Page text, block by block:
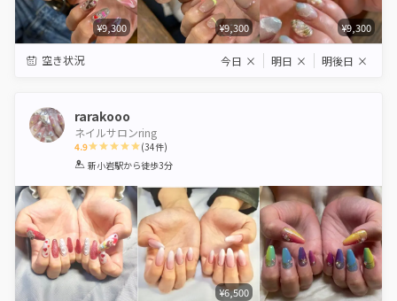
¥9,300 ¥9,300 ¥9,300
空き状況 今日 × 明日 × 明後日 ×
rarakooo
ネイルサロンring
4.9
1 2 3 4 5
(34件)
新小岩駅から徒歩3分
¥6,500